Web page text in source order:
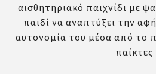
αισθητηριακό παιχνίδι με
παιδί να αναπτύξει την
αυτονομία του μέσα από το
παίκτες